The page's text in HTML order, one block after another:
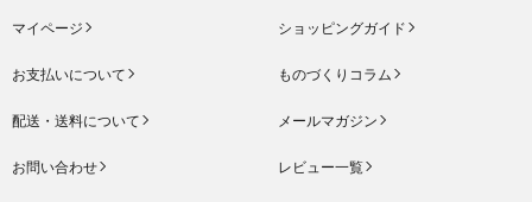
マイページ ショッピングガイド
お支払いについて ものづくりコラム
配送・送料について メールマガジン
お問い合わせ レビュー一覧